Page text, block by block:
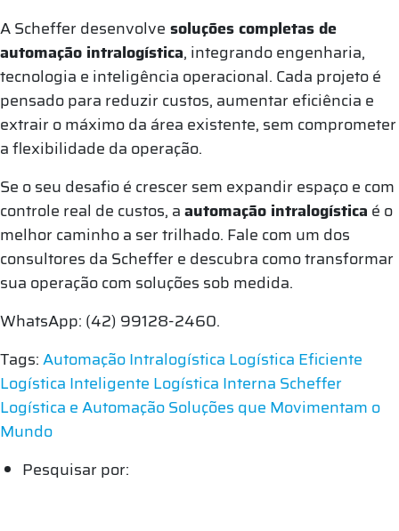
A Scheffer desenvolve soluções completas de
automação intralogística, integrando engenharia,
tecnologia e inteligência operacional. Cada projeto é
pensado para reduzir custos, aumentar eficiência e
extrair o máximo da área existente, sem comprometer
a flexibilidade da operação.
Se o seu desafio é crescer sem expandir espaço e com
controle real de custos, aautomação intralogística é o
melhor caminho a ser trilhado. Fale com um dos
consultores da Scheffer e descubra como transformar
sua operação com soluções sob medida.
WhatsApp: (42) 99128-2460.
Tags:Automação Intralogística Logística Eficiente
Logística Inteligente Logística Interna Scheffer
Logística e AutomaçãoSoluções que Movimentam o
Mundo
Pesquisar por: